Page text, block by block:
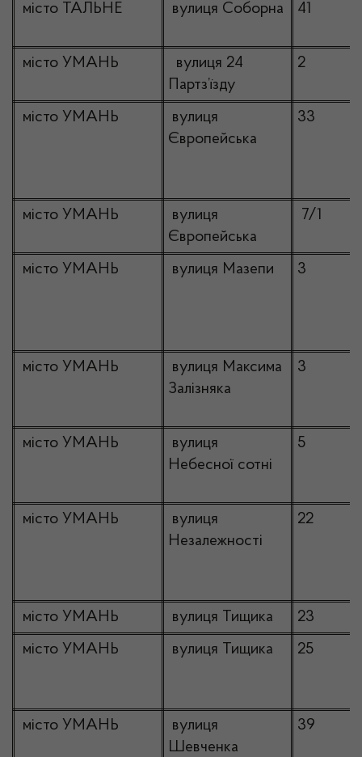
місто ТАЛЬНЕ вулиця Соборна 41
місто УМАНЬ
вулиця 24
Партз’їзду
2
місто УМАНЬ
вулиця
Європейська
33
місто УМАНЬ
вулиця
Європейська
7/1
місто УМАНЬ вулиця Мазепи 3
місто УМАНЬ
вулиця Максима
Залізняка
3
місто УМАНЬ
вулиця
Небесної сотні
5
місто УМАНЬ
вулиця
Незалежності
22
місто УМАНЬ вулиця Тищика
23
місто УМАНЬ
вулиця Тищика 25
місто УМАНЬ
вулиця
Шевченка
39